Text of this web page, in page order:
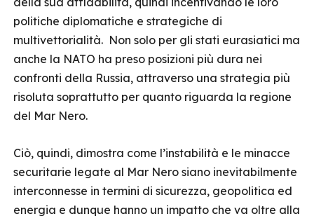
politiche diplomatiche e strategiche di
multivettorialità. Non solo per gli stati eurasiatici ma
anche la NATO ha preso posizioni più dura nei
confronti della Russia, attraverso una strategia più
risoluta soprattutto per quanto riguarda la regione
del Mar Nero.
Ciò, quindi, dimostra come l’instabilità e le minacce
securitarie legate al Mar Nero siano inevitabilmente
interconnesse in termini di sicurezza, geopolitica ed
energia e dunque hanno un impatto che va oltre alla